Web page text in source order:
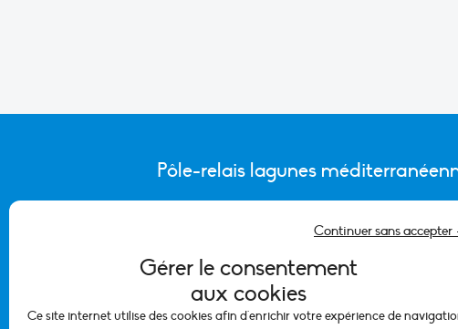
Gérer le consentement
aux cookies
Ce site internet utilise des cookies afin d'enrichir votre expérience de
Continuer sans
Pôle-relais lagunes
CONTACTER L’ÉQUIPE DU PÔLE